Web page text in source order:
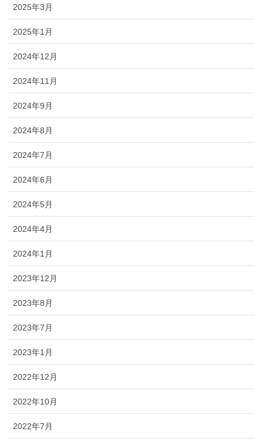
2025年3月
2025年1月
2024年12月
2024年11月
2024年9月
2024年8月
2024年7月
2024年6月
2024年5月
2024年4月
2024年1月
2023年12月
2023年8月
2023年7月
2023年1月
2022年12月
2022年10月
2022年7月